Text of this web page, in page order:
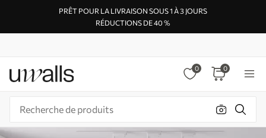
PRÊT POUR LA LIVRAISON SOUS 1 À 3 JOURS
RÉDUCTIONS DE 40 %
0 0